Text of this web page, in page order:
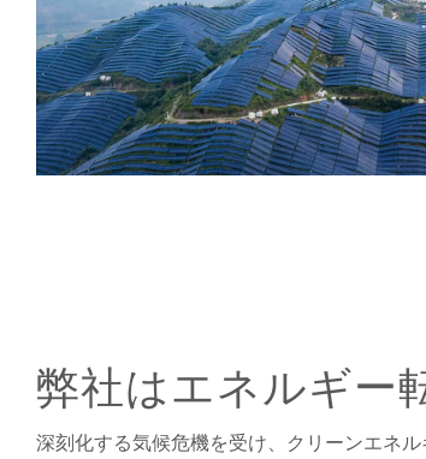
弊社はエネルギー
深刻化する気候危機を受け、クリーンエネ